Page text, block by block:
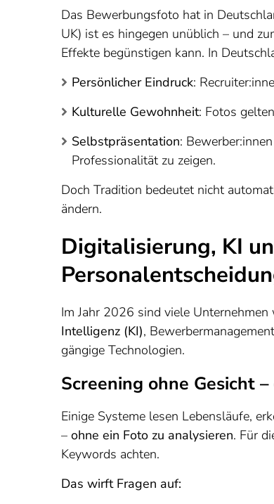
Das Bewerbungsfoto hat in
UK) ist es hingegen unüblich – und
Effekte begünstigen kann. In
Persönlicher Eindruck:
Kulturelle Gewohnheit: Fotos
Selbstpräsentation:
Professionalität zu zeigen.
Doch Tradition bedeutet nicht
ändern.
Digitalisierung, KI
Im Jahr 2026 sind viele
Intelligenz (KI),
gängige Technologien.
Screening ohne Gesicht
Einige Systeme lesen Lebensläufe,
– ohne ein Foto zu analysieren. Für
Keywords achten.
Das wirft Fragen auf: